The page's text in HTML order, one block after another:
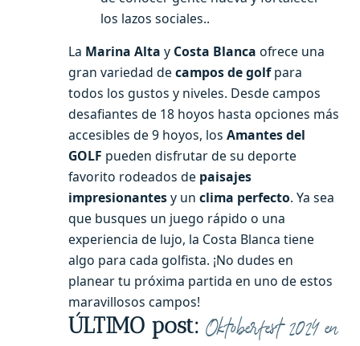
los lazos sociales..
La Marina Alta y Costa Blanca ofrece una
gran variedad de campos de golfpara
todos los gustos y niveles. Desde campos
desafiantes de 18 hoyos hasta opciones más
accesibles de 9 hoyos, los Amantes del
GOLF pueden disfrutar de su deporte
favorito rodeados de paisajes
impresionantesy un clima perfecto. Ya sea
que busques un juego rápido o una
experiencia de lujo, la Costa Blanca tiene
algo para cada golfista. ¡No dudes en
planear tu próxima partida en uno de estos
maravillosos campos!
ÚLTIMO post: Oktoberfest 2024 en